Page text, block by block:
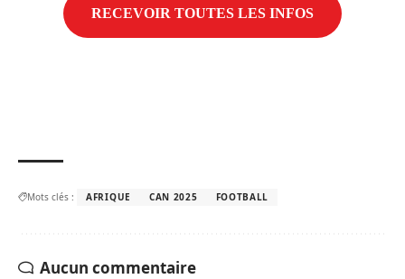
Mots clés : AFRIQUE CAN 2025 FOOTBALL
Aucun commentaire